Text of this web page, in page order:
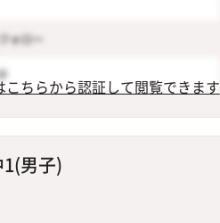
こちらから認証して閲覧できます
1(男子)